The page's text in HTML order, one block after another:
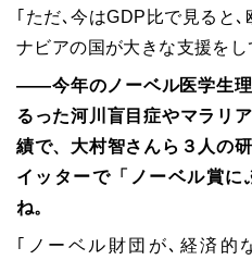
｢ただ､今はGDP比で見ると
ナビアの国が大きな支援を
――今年のノーベル医学生
るった河川盲目症やマラリ
績で、大村智さんら３人の
イッターで「ノーベル賞に
ね。
｢ノーベル財団が､経済的